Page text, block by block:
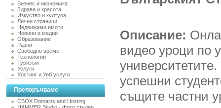
Бизнес и икономика
Здраве и красота
Изкуство и култура
Лични страници
Недвижими имоти
Новини и медии
Образование
Разни
Свободно време
Технологии
Туризъм
Услуги
Хостинг и Уеб услуги
Препоръчваме
CBOX Domains and Hosting
Описание:
видео уроци по
успешни
същите частни